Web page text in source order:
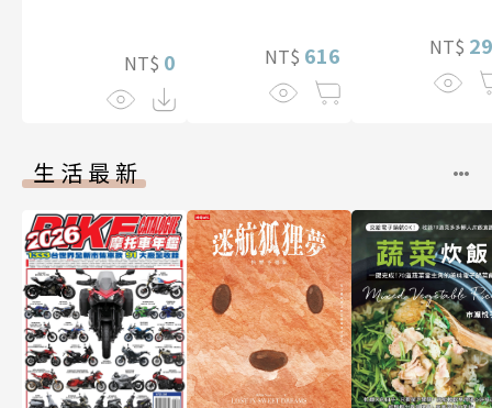
NT$ 0 NT$ 616
技藝的祕密 人
伽利略45
NT$
生活最新